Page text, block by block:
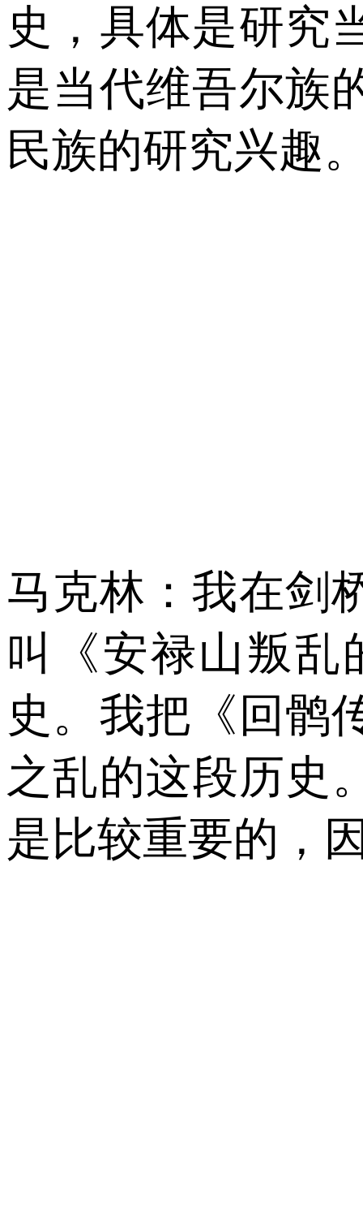
史，具体是研究
是当代维吾尔族
民族的研究兴趣
马克林：我在剑
叫《安禄山叛乱
史。我把《回鹘
之乱的这段历史
是比较重要的，